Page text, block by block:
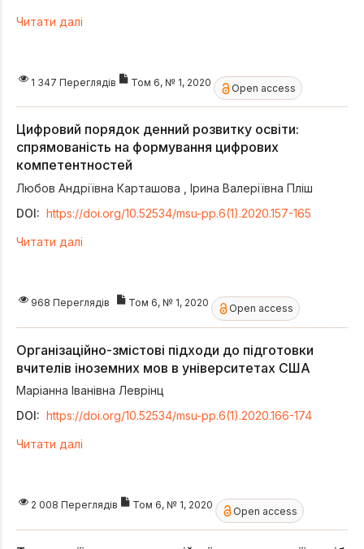
Читати далі
1 347 Переглядів Том 6, № 1, 2020 Open access
Цифровий порядок денний розвитку освіти:
спрямованість на формування цифрових
компетентностей
Любов Андріївна Карташова
Ірина Валеріївна Пліш
DOI: https://doi.org/10.52534/msu-pp.6(1).2020.157-165
Читати далі
968 Переглядів Том 6, № 1, 2020 Open access
Організаційно-змістові підходи до підготовки
вчителів іноземних мов в університетах США
Маріанна Іванівна Леврінц
DOI: https://doi.org/10.52534/msu-pp.6(1).2020.166-174
Читати далі
2 008 Переглядів Том 6, № 1, 2020 Open access